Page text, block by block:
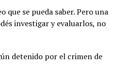
que se pueda saber. Pero una
investigar y evaluarlos, no
detenido por el crimen de